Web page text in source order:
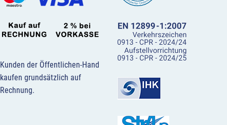
Kunden der Öffentlichen-Hand
kaufen grundsätzlich auf
Rechnung.